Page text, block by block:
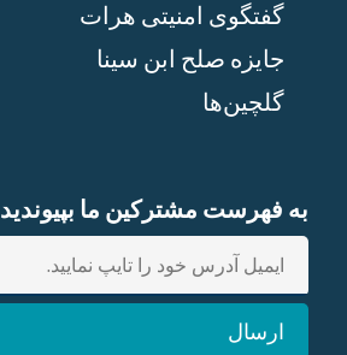
گفتگوی امنیتی هرات
جایزه صلح ابن سینا
گلچین‌ها
به فهرست مشترکین ما بپیوندید
E
t
ارسال